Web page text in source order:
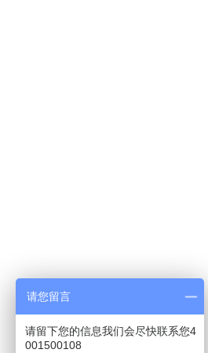
请您留言
请留下您的信息我们会尽快联系您4
001500108